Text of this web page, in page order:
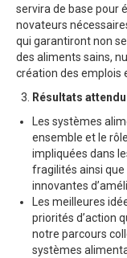
servira de base pour
novateurs
qui garantiront non
des aliments sains,
création des emplois
Résultats
Les systèmes
ensemble et le
impliquées dans
fragilités ainsi
innovantes
Les meilleures
priorités d’action
notre parcours
systèmes